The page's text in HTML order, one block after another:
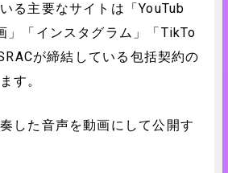
る主要なサイトは「YouTub
」「インスタグラム」「TikTo
が締結している包括契約の
す。
した音声を動画にして公開す